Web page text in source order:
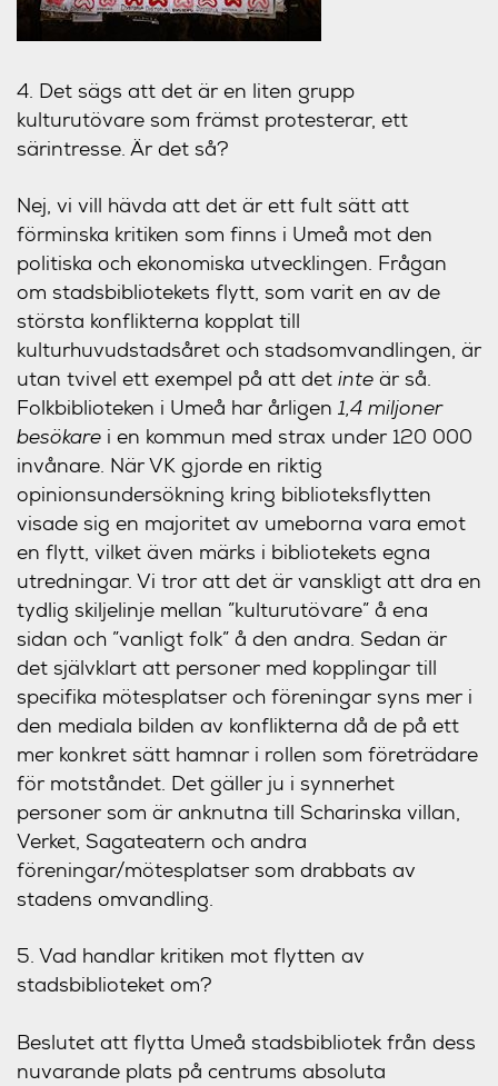
4. Det sägs att det är en liten grupp
kulturutövare som främst protesterar, ett
särintresse. Är det så?
Nej, vi vill hävda att det är ett fult sätt att
förminska kritiken som finns i Umeå mot den
politiska och ekonomiska utvecklingen. Frågan
om stadsbibliotekets flytt, som varit en av de
största konflikterna kopplat till
kulturhuvudstadsåret och stadsomvandlingen, är
utan tvivel ett exempel på att det inte är så.
Folkbiblioteken i Umeå har årligen 1,4 miljoner
besökare i en kommun med strax under 120 000
invånare. När VK gjorde en riktig
opinionsundersökning kring biblioteksflytten
visade sig en majoritet av umeborna vara emot
en flytt, vilket även märks i bibliotekets egna
utredningar. Vi tror att det är vanskligt att dra en
tydlig skiljelinje mellan ”kulturutövare” å ena
sidan och ”vanligt folk” å den andra. Sedan är
det självklart att personer med kopplingar till
specifika mötesplatser och föreningar syns mer i
den mediala bilden av konflikterna då de på ett
mer konkret sätt hamnar i rollen som företrädare
för motståndet. Det gäller ju i synnerhet
personer som är anknutna till Scharinska villan,
Verket, Sagateatern och andra
föreningar/mötesplatser som drabbats av
stadens omvandling.
5. Vad handlar kritiken mot flytten av
stadsbiblioteket om?
Beslutet att flytta Umeå stadsbibliotek från dess
nuvarande plats på centrums absoluta